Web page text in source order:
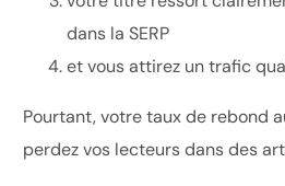
dans la SERP
et vous attirez un trafic
Pourtant, votre taux de rebond
perdez vos lecteurs dans des